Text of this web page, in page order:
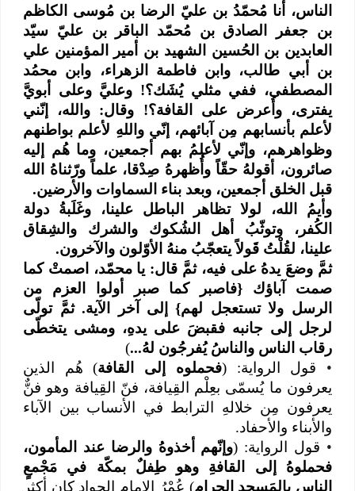
الناس، أنا مُحمّدُ بن عليّ الرضا بن مُوسى الكاظم
بن جعفر الصادق بن مُحمّد الباقر بن عليّ سيّد
العابدين بن الحُسين الشهيد بن أمير المؤمنين علي
بن أبي طالب، وابن فاطمة الزهراء، وابن محمُد
المصطفى، ففي مثلي يُشَك؟! وعليَّ وعلى أبويَّ
يفترى، وأُعرض على القافة؟! وقال: والله، إنّني
لأعلم بأنسابهم مِن آبائهم، إنّي واللهِ لأعلم بواطنهم
وظواهرهم، وإنّي لأعلمُ بهم أجمعين، وما هُم إليه
صائرون، أقولهُ حقّاً وأُظهرهُ صِدْقا، علماً ورّثناهُ الله
قبل الخلق أجمعين، وبعد بناء السماوات والأرضين.
وأيمُ الله، لولا تظاهر الباطل علينا، وغَلَبةُ دولة
الكُفر، وتوثّبُ أهل الشُكوك والشرك والشِقاق
علينا، لقُلْتُ قَولاً يتعجّبُ منهُ الأوّلون والآخرون.
ثمَّ وضعَ يدهُ على فيه، ثمَّ قال: يا محمّد، اصمتْ كما
صمت آباؤك {فاصبر كما صبر أولوا العزم من
الرسل ولا تستعجل لهم} إلى آخر الآية. ثمَّ تولّى
لرجل إلى جانبه فقبضَ على يدهِ، ومشى يتخطّى
رقاب الناس والناسُ يُفرجُون لهُ...)
•
قول الرواية: ( فحملوه إلى القافة) هُم الذين
يعرفون ما يُسمّى بعِلْم القِيافة، فنّ القِيافة وهو فنٌّ
يعرفون مِن خلالهِ الترابط في الأنساب بين الآباء
والأبناء والأحفاد.
• قول الرواية: ( وإنّهم أخذوهُ والرضا عند المأمون،
فحملوهُ إلى القافةِ وهو طِفلٌ بمكّة في مَجْمعٍ
الناس بالمَسجد الحرام) عُمْرُ الإمام الجواد كان أكثر